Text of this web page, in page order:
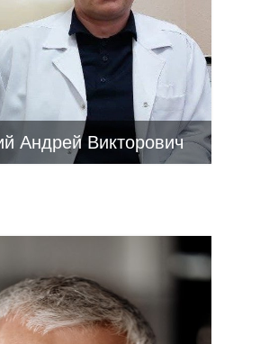
Андрей Викторович